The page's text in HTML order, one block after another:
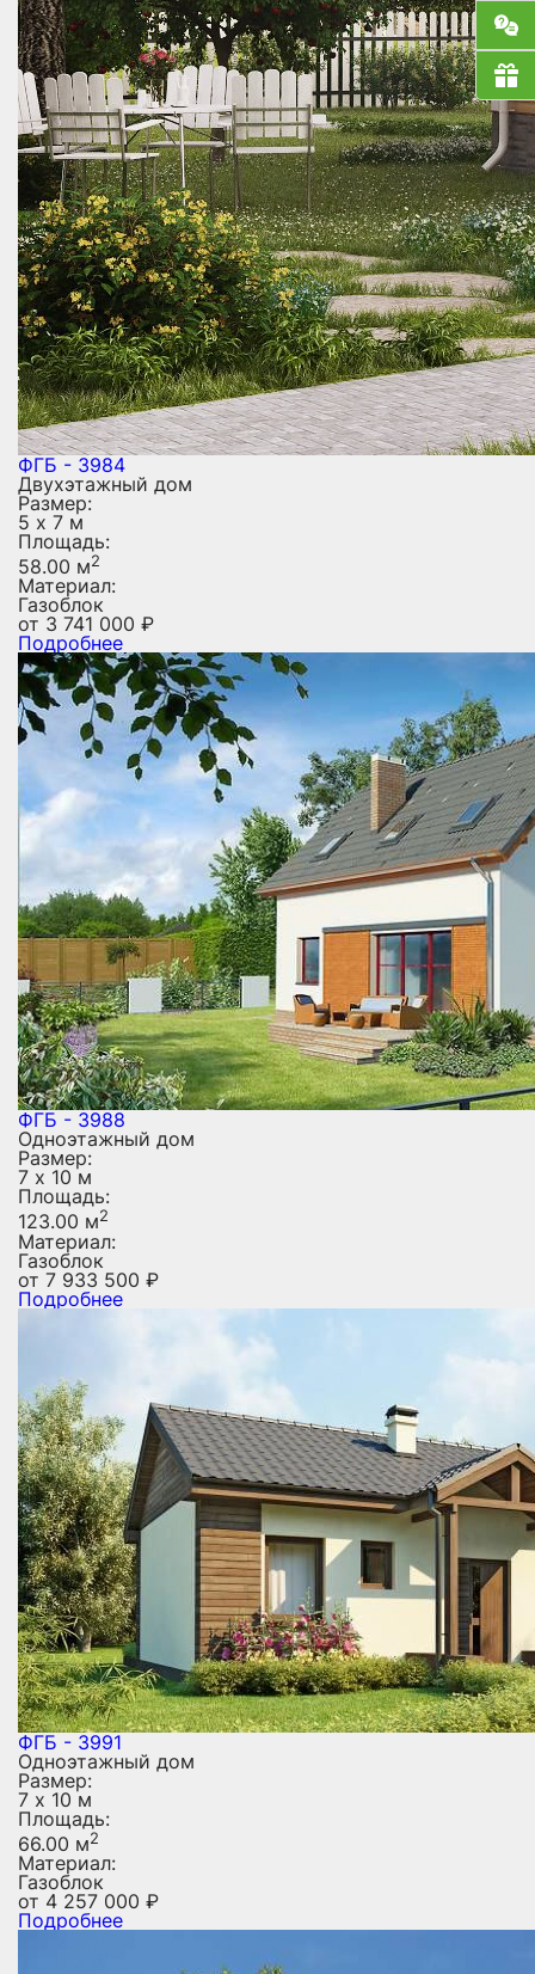
ФГБ - 3984
Двухэтажный дом
Размер:
5 х 7 м
Площадь:
58.00 м2
Материал:
Газоблок
от 3 741 000 ₽
Подробнее
ФГБ - 3988
Одноэтажный дом
Размер:
7 х 10 м
Площадь:
123.00 м2
Материал:
Газоблок
от 7 933 500 ₽
Подробнее
ФГБ - 3991
Одноэтажный дом
Размер:
7 х 10 м
Площадь:
66.00 м2
Материал:
Газоблок
от 4 257 000 ₽
Подробнее